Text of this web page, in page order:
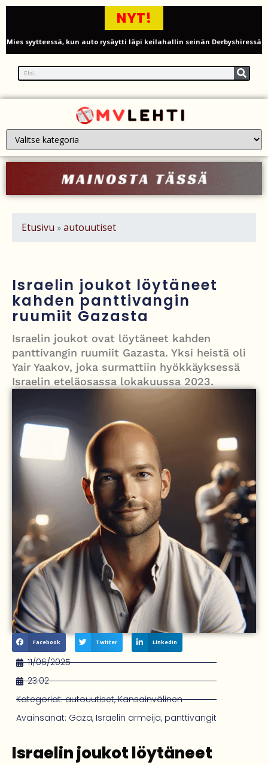
NYT!
Mies syytteessä, kun auto rysäytti läpi keilahallin seinän Derbyshiressä
New Yorkin NBA-mestaruusjuhlat riistäytyivät käsistä – teini ammuttiin
ja busseja sytytettiin tuleen Manhattanilla
Kimi ja Minttu Räikkönen juhlivat 10-vuotishääpäiväänsä – näin F1-
Nigel Farage vaatii ulkomaalaisten sulkemista pois sosiaalisesta
Justin Trudeau puolustautuu kritiikiltä – valitsi Katy Perryn
Turistijuna kaatui Cártaman tapasjuhlilla – 17 loukkaantui Espanjassa
Työläistaustainen kansanedustaja avaa 30-vuotisen taistelunsa
kuukautisterveyden ja endometrioosin hoidon puolesta
PT Vatanen antoi porttikiellon Juhana Tegelbergille – tiukka
välienselvittely PTV Gymillä tallentui videolle
Etusivu » autouutiset
Israelin joukot löytäneet
kahden panttivangin
ruumiit Gazasta
Israelin joukot ovat löytäneet kahden
panttivangin ruumiit Gazasta. Yksi heistä oli
Yair Yaakov, joka surmattiin hyökkäyksessä
Israelin eteläosassa lokakuussa 2023.
Facebook Twitter LinkedIn
11/06/2025
23:02
Kategoriat: autouutiset,Kansainvälinen
Avainsanat: Gaza, Israelin armeija, panttivangit
Israelin joukot löytäneet